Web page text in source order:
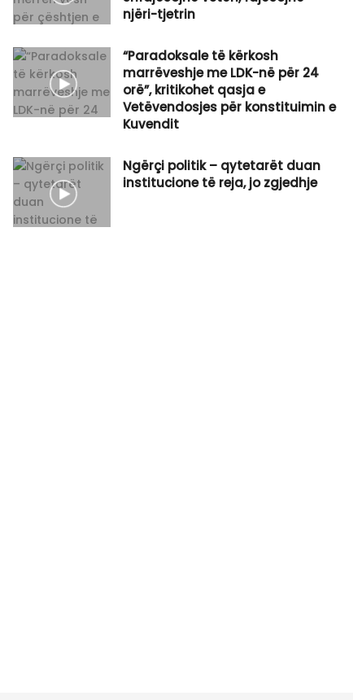
njëri-tjetrin
“Paradoksale të kërkosh
marrëveshje me LDK-në për 24
orë”, kritikohet qasja e
Vetëvendosjes për konstituimin e
Kuvendit
Ngërçi politik – qytetarët duan
institucione të reja, jo zgjedhje